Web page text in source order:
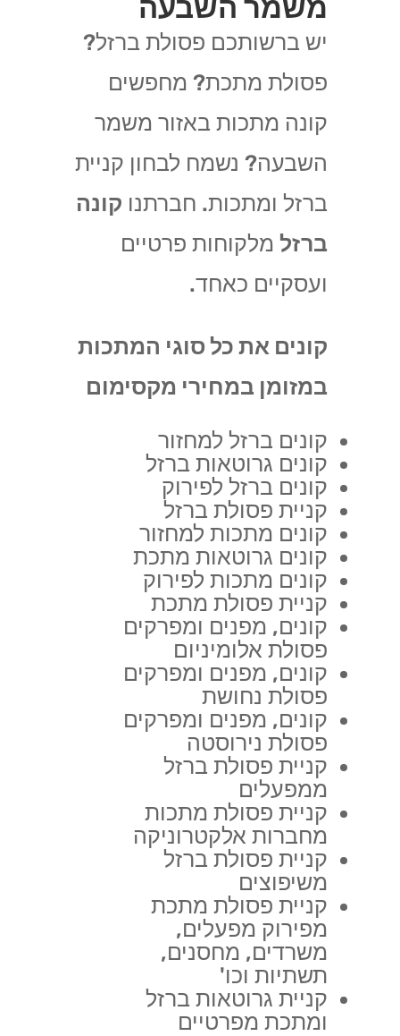
משמר השבעה
יש ברשותכם פסולת ברזל?
פסולת מתכת? מחפשים
קונה מתכות באזור משמר
השבעה? נשמח לבחון קניית
ברזל ומתכות. חברתנו קונה
ברזל מלקוחות פרטיים
ועסקיים כאחד.
קונים את כל סוגי המתכות
במזומן במחירי מקסימום
קונים ברזל למחזור
קונים גרוטאות ברזל
קונים ברזל לפירוק
קניית פסולת ברזל
קונים מתכות למחזור
קונים גרוטאות מתכת
קונים מתכות לפירוק
קניית פסולת מתכת
קונים, מפנים ומפרקים
פסולת אלומיניום
קונים, מפנים ומפרקים
פסולת נחושת
קונים, מפנים ומפרקים
פסולת נירוסטה
קניית פסולת ברזל
ממפעלים
קניית פסולת מתכות
מחברות אלקטרוניקה
קניית פסולת ברזל
משיפוצים
קניית פסולת מתכת
מפירוק מפעלים,
משרדים, מחסנים,
תשתיות וכו'
קניית גרוטאות ברזל
ומתכת מפרטיים